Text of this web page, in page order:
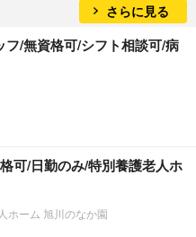
さらに見る
フ/無資格可/シフト相談可/病
可/日勤のみ/特別養護老人ホ
ホーム 旭川のなか園